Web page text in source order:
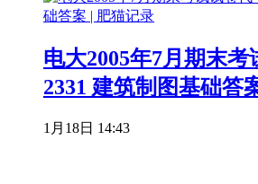
电大2005年7月期末考
2331 建筑制图基础答
1月18日 14:43